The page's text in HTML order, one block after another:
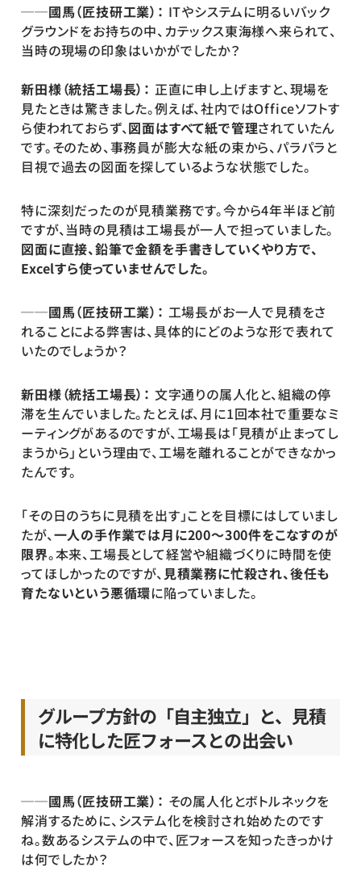
──國馬（匠技研工業）： ITやシステムに明るいバック
グラウンドをお持ちの中、カテックス東海様へ来られて、
当時の現場の印象はいかがでしたか？
新田様（統括工場長）： 正直に申し上げますと、現場を
見たときは驚きました。例えば、社内ではOfficeソフトす
ら使われておらず、図面はすべて紙で管理されていたん
です。そのため、事務員が膨大な紙の束から、パラパラと
目視で過去の図面を探しているような状態でした。
特に深刻だったのが見積業務です。今から4年半ほど前
ですが、当時の見積は工場長が一人で担っていました。
図面に直接、鉛筆で金額を手書きしていくやり方で、
Excelすら使っていませんでした。
──國馬（匠技研工業）： 工場長がお一人で見積をさ
れることによる弊害は、具体的にどのような形で表れて
いたのでしょうか？
新田様（統括工場長）： 文字通りの属人化と、組織の停
滞を生んでいました。たとえば、月に1回本社で重要なミ
ーティングがあるのですが、工場長は「見積が止まってし
まうから」という理由で、工場を離れることができなかっ
たんです。
「その日のうちに見積を出す」ことを目標にはしていまし
たが、一人の手作業では月に200～300件をこなすのが
限界。本来、工場長として経営や組織づくりに時間を使
ってほしかったのですが、見積業務に忙殺され、後任も
育たないという悪循環に陥っていました。
グループ方針の「自主独立」と、見積
に特化した匠フォースとの出会い
──國馬（匠技研工業）： その属人化とボトルネックを
解消するために、システム化を検討され始めたのです
ね。数あるシステムの中で、匠フォースを知ったきっかけ
は何でしたか？